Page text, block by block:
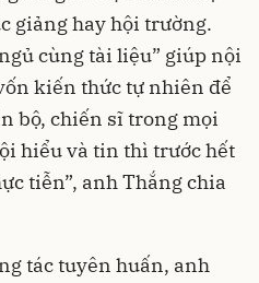
giảng hay hội trường.
cùng tài liệu” giúp nội
kiến thức tự nhiên để
bộ, chiến sĩ trong mọi
hiểu và tin thì trước hết
tiễn”, anh Thắng chia
tác tuyên huấn, anh